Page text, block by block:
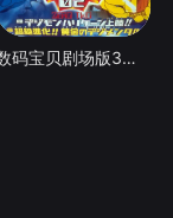
数码宝贝剧场版3：前篇・数码兽飓风登陆！！后篇・超绝进化！